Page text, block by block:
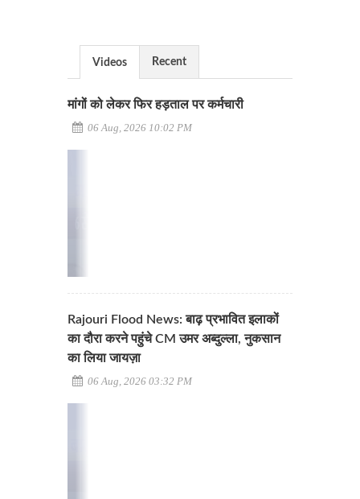
Videos Recent
मांगों को लेकर फिर हड़ताल पर कर्मचारी
06 Aug, 2026 10:02 PM
Rajouri Flood News: बाढ़ प्रभावित इलाकों
का दौरा करने पहुंचे CM उमर अब्दुल्ला, नुकसान
का लिया जायज़ा
06 Aug, 2026 03:32 PM